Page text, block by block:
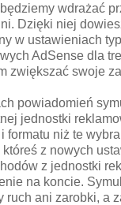
wdrażać
Dzięki niej
w ustawieniach
AdSense dla
zwiększać swoje
powiadomień
jednostki
formatu niż te
z nowych
z jednostki
na koncie.
ruch ani zarobki, a